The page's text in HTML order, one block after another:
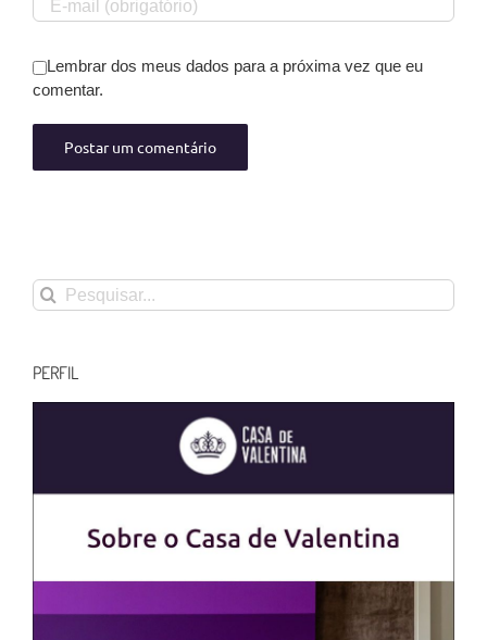
Lembrar dos meus dados para a próxima vez que eu
comentar.
Buscar
resultados
PERFIL